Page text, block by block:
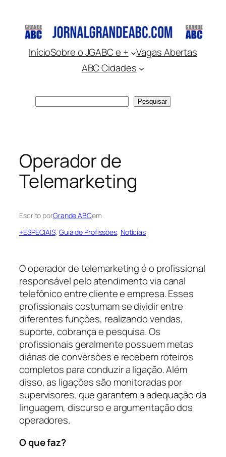
conteúdo
InícioSobre o JGABC e +
Vagas Abertas
ABC Cidades
Pesquisar
Operador de
Telemarketing
Escrito porGrande ABCem
+ESPECIAIS, Guia de Profissões, Notícias
O operador de telemarketing é o profissional
responsável pelo atendimento via canal
telefônico entre cliente e empresa. Esses
profissionais costumam se dividir entre
diferentes funções, realizando vendas,
suporte, cobrança e pesquisa. Os
profissionais geralmente possuem metas
diárias de conversões e recebem roteiros
completos para conduzir a ligação. Além
disso, as ligações são monitoradas por
supervisores, que garantem a adequação da
linguagem, discurso e argumentação dos
operadores.
O que faz?